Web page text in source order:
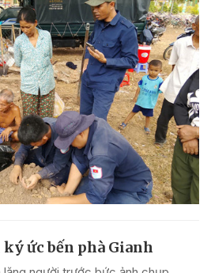
ức bến phà Gianh